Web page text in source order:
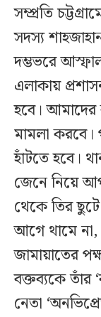
সম্প্রতি
সদস্য
দম্ভভরে
এলাকায়
হবে। আমাদের
মামলা
হাঁটতে হবে।
জেনে নিয়ে
থেকে তির
আগে থামে
জামায়াতের
বক্তব্যকে তাঁর
নেতা